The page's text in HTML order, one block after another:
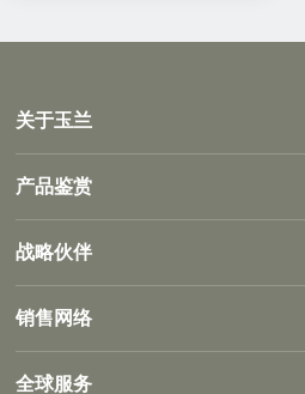
关于玉兰
产品鉴赏
战略伙伴
销售网络
全球服务